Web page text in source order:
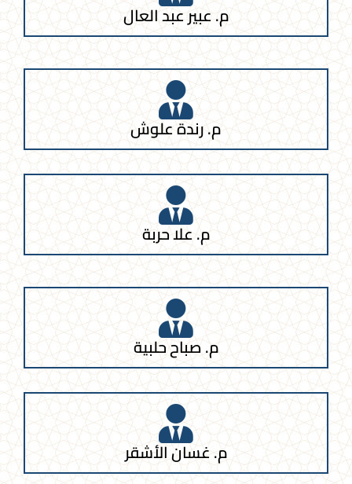
م. عبير عبد العال
م. رندة علوش
م. علا حربة
م. صباح حلبية
م. غسان الأشقر